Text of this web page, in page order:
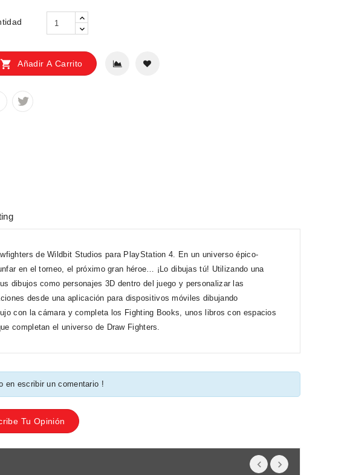
 Añadir A Carrito
de Wildbit Studios para PlayStation 4. En un universo épico-
en el torneo, el próximo gran héroe… ¡Lo dibujas tú! Utilizando una
dibujos como personajes 3D dentro del juego y personalizar las
desde una aplicación para dispositivos móviles dibujando
con la cámara y completa los Fighting Books, unos libros con espacios
completan el universo de Draw Fighters.
en escribir un comentario !
Tu Opinión